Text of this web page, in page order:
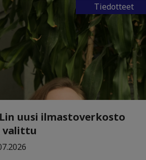
Tiedotteet
uusi ilmastoverkosto
valittu